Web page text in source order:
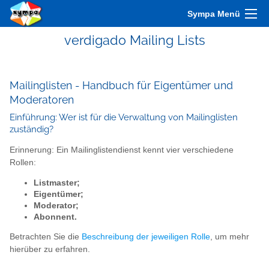
Sympa Menü
verdigado Mailing Lists
Mailinglisten - Handbuch für Eigentümer und
Moderatoren
Einführung: Wer ist für die Verwaltung von Mailinglisten
zuständig?
Erinnerung: Ein Mailinglistendienst kennt vier verschiedene
Rollen:
Listmaster;
Eigentümer;
Moderator;
Abonnent.
Betrachten Sie die Beschreibung der jeweiligen Rolle, um mehr
hierüber zu erfahren.